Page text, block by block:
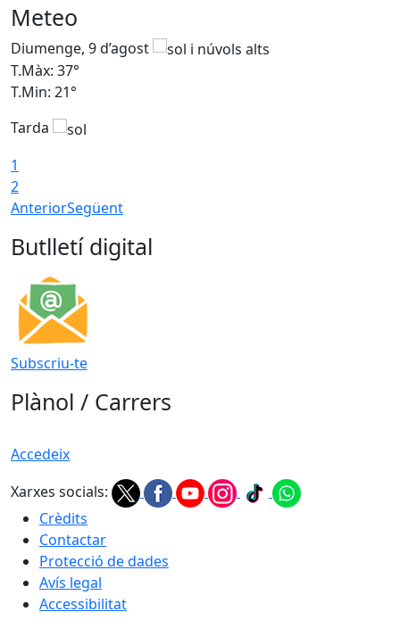
Meteo
Diumenge, 9 d’agost
T.Màx: 37°
T.Min: 21°
Tarda
1
2
AnteriorSegüent
Butlletí digital
Subscriu-te
Plànol / Carrers
Accedeix
Xarxes socials:
Crèdits
Contactar
Protecció de dades
Avís legal
Accessibilitat